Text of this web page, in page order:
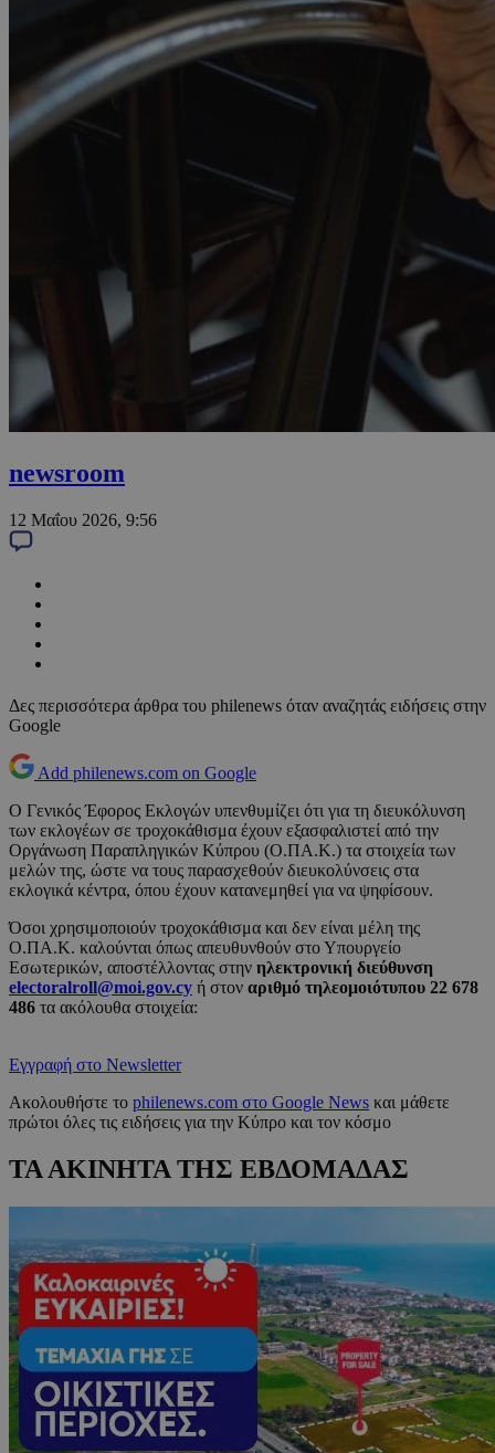
newsroom
12 Μαΐου 2026, 9:56
Δες περισσότερα άρθρα του philenews όταν αναζητάς ειδήσεις στην
Google
Add philenews.com on Google
Ο Γενικός Έφορος Εκλογών υπενθυμίζει ότι για τη διευκόλυνση
των εκλογέων σε τροχοκάθισμα έχουν εξασφαλιστεί από την
Οργάνωση Παραπληγικών Κύπρου (Ο.ΠΑ.Κ.) τα στοιχεία των
μελών της, ώστε να τους παρασχεθούν διευκολύνσεις στα
εκλογικά κέντρα, όπου έχουν κατανεμηθεί για να ψηφίσουν.
Όσοι χρησιμοποιούν τροχοκάθισμα και δεν είναι μέλη της
Ο.ΠΑ.Κ. καλούνται όπως απευθυνθούν στο Υπουργείο
Εσωτερικών, αποστέλλοντας στην ηλεκτρονική διεύθυνση
electoralroll@moi.gov.cy ή στον αριθμό τηλεομοιότυπου 22 678
486 τα ακόλουθα στοιχεία:
Εγγραφή στο Newsletter
Ακολουθήστε το philenews.com στο Google News και μάθετε
πρώτοι όλες τις ειδήσεις για την Κύπρο και τον κόσμο
ΤΑ ΑΚΙΝΗΤΑ ΤΗΣ ΕΒΔΟΜΑΔΑΣ